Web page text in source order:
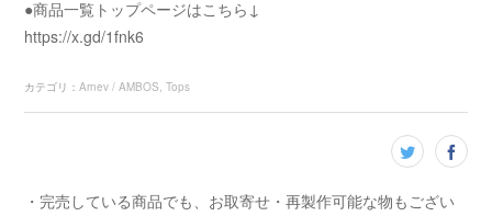
●商品一覧トップページはこちら↓
https://x.gd/1fnk6
カテゴリ ：Arnev / AMBOS Tops
・完売している商品でも、お取寄せ・再製作可能な物もござい